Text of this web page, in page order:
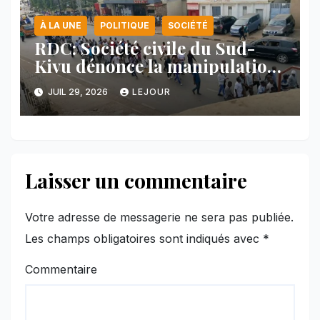
À LA UNE POLITIQUE SOCIÉTÉ
RDC: Société civile du Sud-
Kivu dénonce la manipulation
des manifestations par
l’AFC/M23
JUIL 29, 2026 LEJOUR
Laisser un commentaire
Votre adresse de messagerie ne sera pas publiée.
Les champs obligatoires sont indiqués avec *
Commentaire